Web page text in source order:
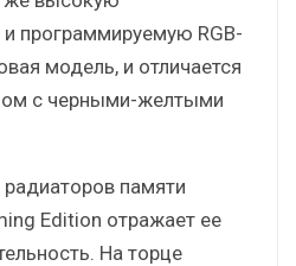
и программируемую RGB-
модель, и отличается
с черными-желтыми
памяти
Edition отражает ее
На торце